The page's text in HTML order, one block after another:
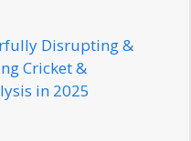
Disrupting &
Cricket &
in 2025